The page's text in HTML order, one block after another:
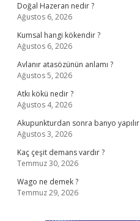
Doğal Hazeran nedir ?
Ağustos 6, 2026
Kumsal hangi kökendir ?
Ağustos 6, 2026
Avlanır atasözünün anlamı ?
Ağustos 5, 2026
Atkı kökü nedir ?
Ağustos 4, 2026
Akupunkturdan sonra banyo yapılır
Ağustos 3, 2026
Kaç çeşit demans vardır ?
Temmuz 30, 2026
Wago ne demek ?
Temmuz 29, 2026